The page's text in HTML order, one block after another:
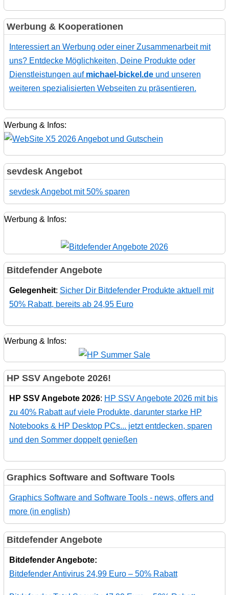
Werbung & Kooperationen
Interessiert an Werbung oder einer Zusammenarbeit mit
uns? Entdecke Möglichkeiten, Deine Produkte oder
Dienstleistungen auf michael-bickel.deund unseren
weiteren spezialisierten Webseiten zu präsentieren.
Werbung & Infos:
sevdesk Angebot
sevdesk Angebot mit 50% sparen
Werbung & Infos:
Bitdefender Angebote
Gelegenheit: Sicher Dir Bitdefender Produkte aktuell mit
50% Rabatt, bereits ab 24,95 Euro
Werbung & Infos:
HP SSV Angebote 2026!
HP SSV Angebote 2026: HP SSV Angebote 2026 mit bis
zu 40% Rabatt auf viele Produkte, darunter starke HP
Notebooks & HP Desktop PCs... jetzt entdecken, sparen
und den Sommer doppelt genießen
Graphics Software and Software Tools
Graphics Software and Software Tools - news, offers and
more (in english)
Bitdefender Angebote
Bitdefender Angebote:
Bitdefender Antivirus 24,99 Euro – 50% Rabatt